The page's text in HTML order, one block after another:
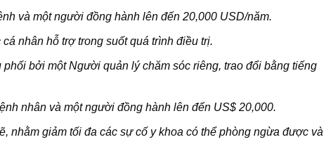
và một người đồng hành lên đến 20,000 USD/năm.
nhân hỗ trợ trong suốt quá trình điều trị.
bởi một Người quản lý chăm sóc riêng, trao đổi bằng tiếng
nhân và một người đồng hành lên đến US$ 20,000.
nhằm giảm tối đa các sự cố y khoa có thể phòng ngừa được và